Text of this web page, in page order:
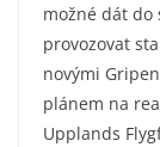
možné dát
provozovat
novými
plánem na
Upplands